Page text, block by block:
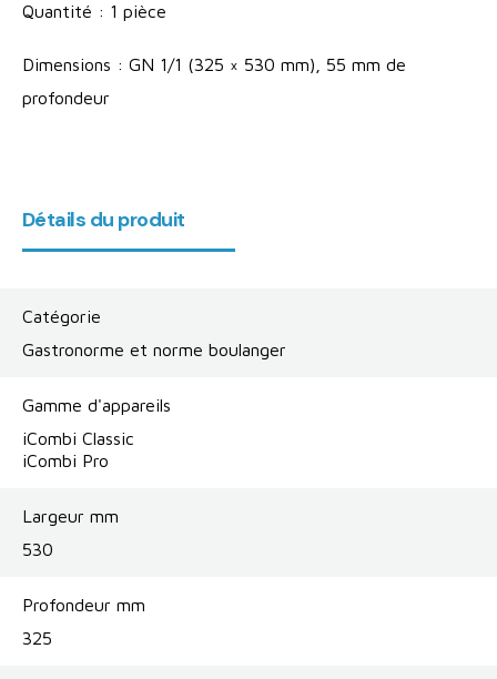
Quantité : 1 pièce
Dimensions : GN 1/1 (325 × 530 mm), 55 mm de
profondeur
Détails du produit
Catégorie
Gastronorme et norme boulanger
Gamme d'appareils
iCombi Classic
iCombi Pro
Largeur mm
530
Profondeur mm
325